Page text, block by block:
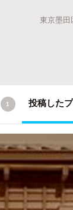
カテゴリー
東京墨田
1 投稿した